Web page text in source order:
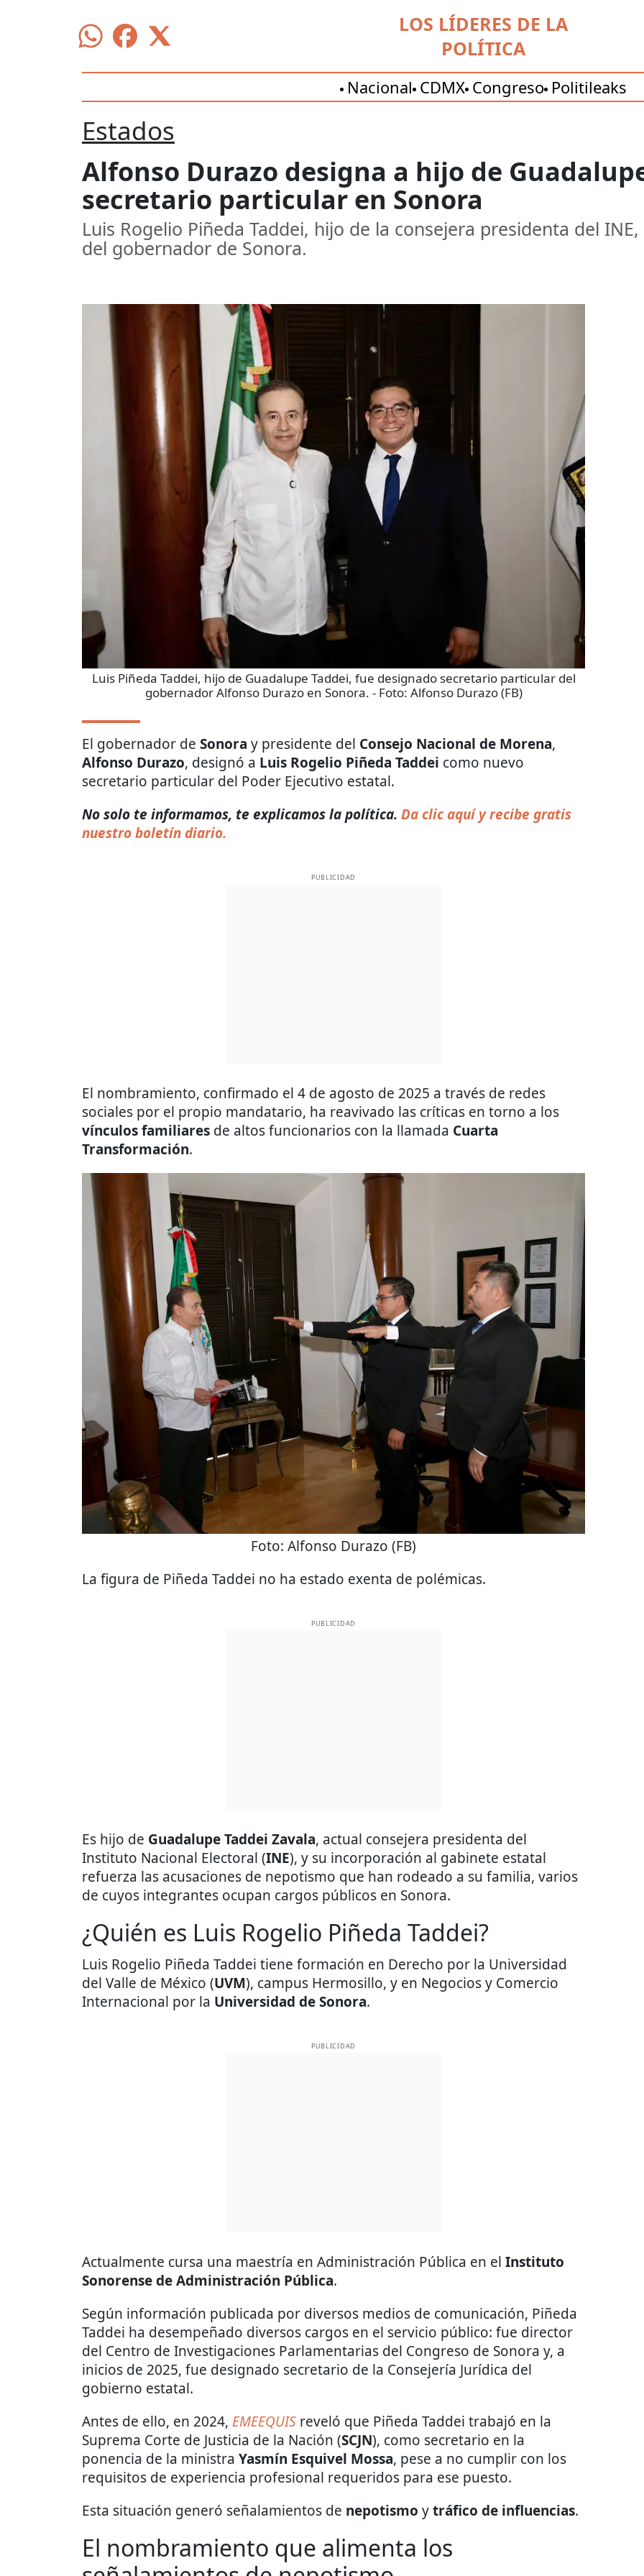
LOS LÍDERES DE LA
POLÍTICA
Nacional CDMX Congreso Politileaks
Estados
Alfonso Durazo designa a hijo de
secretario particular en Sonora
Luis Rogelio Piñeda Taddei, hijo de la consejera presidenta del
del gobernador de Sonora.
Luis Piñeda Taddei, hijo de Guadalupe Taddei, fue designado secretario particular del
gobernador Alfonso Durazo en Sonora. - Foto: Alfonso Durazo (FB)
El gobernador de Sonora y presidente del Consejo Nacional de Morena,
Alfonso Durazo, designó a Luis Rogelio Piñeda Taddei como nuevo
secretario particular del Poder Ejecutivo estatal.
No solo te informamos, te explicamos la política. Da clic aquí y recibe gratis
nuestro boletín diario.
PUBLICIDAD
El nombramiento, confirmado el 4 de agosto de 2025 a través de redes
sociales por el propio mandatario, ha reavivado las críticas en torno a los
vínculos familiares de altos funcionarios con la llamada Cuarta
Transformación.
Foto: Alfonso Durazo (FB)
La figura de Piñeda Taddei no ha estado exenta de polémicas.
PUBLICIDAD
Es hijo de Guadalupe Taddei Zavala, actual consejera presidenta del
Instituto Nacional Electoral (INE), y su incorporación al gabinete estatal
refuerza las acusaciones de nepotismo que han rodeado a su familia, varios
de cuyos integrantes ocupan cargos públicos en Sonora.
¿Quién es Luis Rogelio Piñeda Taddei?
Luis Rogelio Piñeda Taddei tiene formación en Derecho por la Universidad
del Valle de México (UVM), campus Hermosillo, y en Negocios y Comercio
Internacional por la Universidad de Sonora.
PUBLICIDAD
Actualmente cursa una maestría en Administración Pública en el Instituto
Sonorense de Administración Pública.
Según información publicada por diversos medios de comunicación, Piñeda
Taddei ha desempeñado diversos cargos en el servicio público: fue director
del Centro de Investigaciones Parlamentarias del Congreso de Sonora y, a
inicios de 2025, fue designado secretario de la Consejería Jurídica del
gobierno estatal.
Antes de ello, en 2024, EMEEQUIS reveló que Piñeda Taddei trabajó en la
Suprema Corte de Justicia de la Nación (SCJN), como secretario en la
ponencia de la ministra Yasmín Esquivel Mossa, pese a no cumplir con los
requisitos de experiencia profesional requeridos para ese puesto.
Esta situación generó señalamientos de nepotismo ytráfico de influencias.
El nombramiento que alimenta los